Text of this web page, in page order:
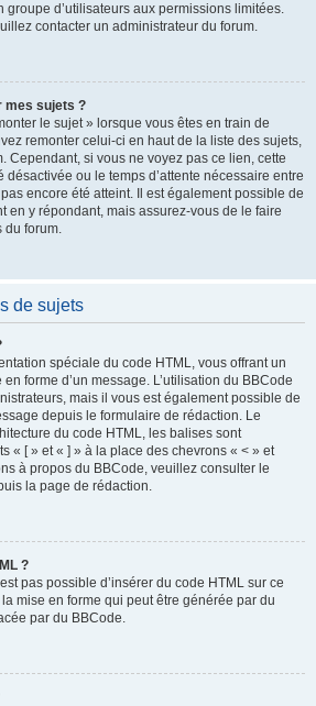
groupe d’utilisateurs aux permissions limitées.
contacter un administrateur du forum.
mes sujets ?
le sujet » lorsque vous êtes en train de
remonter celui-ci en haut de la liste des sujets,
Cependant, si vous ne voyez pas ce lien, cette
ou le temps d’attente nécessaire entre
encore été atteint. Il est également possible de
en y répondant, mais assurez-vous de le faire
du forum.
de sujets
spéciale du code HTML, vous offrant un
forme d’un message. L’utilisation du BBCode
mais il vous est également possible de
depuis le formulaire de rédaction. Le
du code HTML, les balises sont
« [ » et « ] » à la place des chevrons « < » et
à propos du BBCode, veuillez consulter le
la page de rédaction.
?
pas possible d’insérer du code HTML sur ce
mise en forme qui peut être générée par du
par du BBCode.